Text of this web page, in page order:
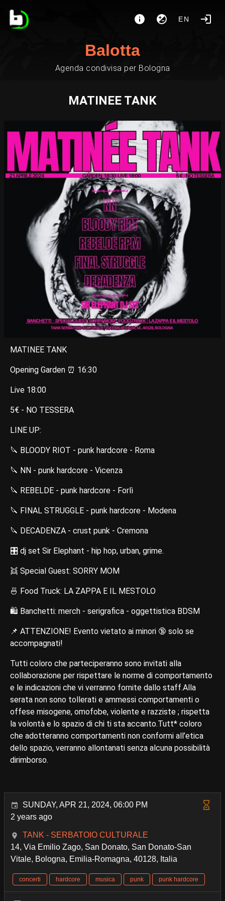
EN
Balotta
Agenda condivisa per Bologna
MATINEE TANK
MATINEE TANK
Opening Garden ⏰ 16:30
Live 18:00
5€ - NO TESSERA
LINE UP:
🔪 BLOODY RIOT - punk hardcore - Roma
🔪 NN - punk hardcore - Vicenza
🔪 REBELDE - punk hardcore - Forlì
🔪 FINAL STRUGGLE - punk hardcore - Modena
🔪 DECADENZA - crust punk - Cremona
🎛️ dj set Sir Elephant - hip hop, urban, grime.
👯 Special Guest: SORRY MOM
🍜 Food Truck: LA ZAPPA E IL MESTOLO
🛍️ Banchetti: merch - serigrafica - oggettistica BDSM
📌 ATTENZIONE! Evento vietato ai minori 🔞 solo se
accompagnati!
Tutti coloro che parteciperanno sono invitati alla
collaborazione per rispettare le norme di comportamento
e le indicazioni che vi verranno fornite dallo staff.Alla
serata non sono tollerati e ammessi comportamenti o
offese misogene, omofobe, violente e razziste ; rispetta
la volontà e lo spazio di chi ti sta accanto.Tutt* coloro
che adotteranno comportamenti non conformi all’etica
dello spazio, verranno allontanati senza alcuna possibilità
dirimborso.
SUNDAY, APR 21, 2024, 06:00 PM
2 years ago
TANK - SERBATOIO CULTURALE
14, Via Emilio Zago, San Donato, San Donato-San
Vitale, Bologna, Emilia-Romagna, 40128, Italia
concerti hardcore musica punk punk hardcore